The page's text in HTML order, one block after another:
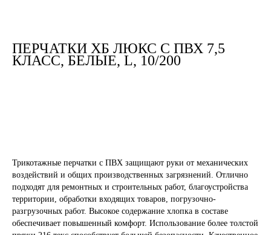
ПЕРЧАТКИ ХБ ЛЮКС С ПВХ 7,5
КЛАСС, БЕЛЫЕ, L, 10/200
Трикотажные перчатки с ПВХ защищают руки от механических
воздействий и общих производственных загрязнений. Отлично
подходят для ремонтных и строительных работ, благоустройства
территории, обработки входящих товаров, погрузочно-
разгрузочных работ. Высокое содержание хлопка в составе
обеспечивает повышенный комфорт. Использование более толстой